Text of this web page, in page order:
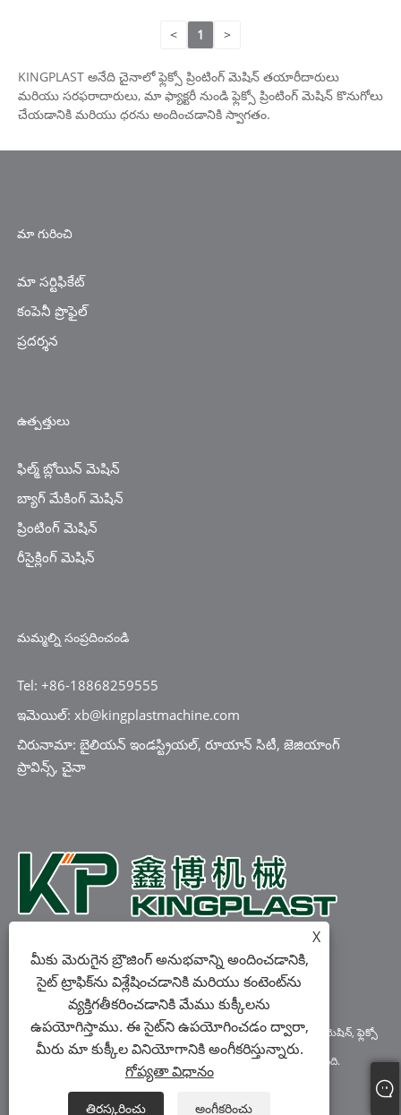
< 1 >
KINGPLAST అనేది చైనాలో ఫ్లెక్సో ప్రింటింగ్ మెషిన్ తయారీదారులు
మరియు సరఫరాదారులు, మా ఫ్యాక్టరీ నుండి ఫ్లెక్సో ప్రింటింగ్ మెషిన్ కొనుగోలు
చేయడానికి మరియు ధరను అందించడానికి స్వాగతం.
మా గురించి
మా సర్టిఫికేట్
కంపెనీ ప్రొఫైల్
ప్రదర్శన
ఉత్పత్తులు
ఫిల్మ్ బ్లోయిన్ మెషిన్
బ్యాగ్ మేకింగ్ మెషిన్
ప్రింటింగ్ మెషిన్
రీసైక్లింగ్ మెషిన్
మమ్మల్ని సంప్రదించండి
Tel: +86-18868259555
ఇమెయిల్: xb@kingplastmachine.com
చిరునామా: బైలియన్ ఇండస్ట్రియల్, రూయాన్ సిటీ, జెజియాంగ్
ప్రావిన్స్, చైనా
కాపీరైట్ © 2023 రూయాన్ కింగ్‌ప్లాస్ట్ మెషినరీ కో., లిమిటెడ్ - ఫిల్మ్ బ్లోయింగ్ మెషిన్, ఫ్లెక్సో
ప్రింటింగ్ మెషిన్, బ్యాగ్ మేకింగ్ మెషిన్ - అన్ని హక్కులూ ప్రత్యేకించుకోవడమైనది.
Sitemap RSS XML గోప్యతా విధానం
X
మీకు మెరుగైన బ్రౌజింగ్ అనుభవాన్ని అందించడానికి,
సైట్ ట్రాఫిక్‌ను విశ్లేషించడానికి మరియు కంటెంట్‌ను
వ్యక్తిగతీకరించడానికి మేము కుక్కీలను
ఉపయోగిస్తాము. ఈ సైట్‌ని ఉపయోగించడం ద్వారా,
మీరు మా కుక్కీల వినియోగానికి అంగీకరిస్తున్నారు.
గోప్యతా విధానం
తిరస్కరించు అంగీకరించు